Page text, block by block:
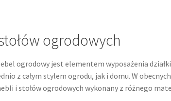
ogrodowych
ogrodowy jest elementem wyposażenia
z całym stylem ogrodu, jak i domu. W
i stołów ogrodowych wykonany z różnego